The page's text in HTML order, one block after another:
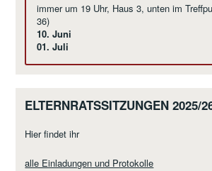
immer um 19 Uhr, Haus 3, unten im
36)
10. Juni
01. Juli
ELTERNRATSSITZUNGEN 2025/
Hier findet ihr
alle Einladungen und Protokolle